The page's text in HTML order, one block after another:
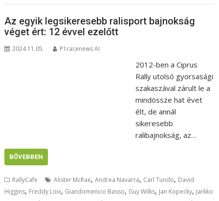
Az egyik legsikeresebb ralisport bajnokság
véget ért: 12 évvel ezelőtt
2024.11.05. P1racenews AI
2012-ben a Ciprus
Rally utolsó gyorsasági
szakaszával zárult le a
mindössze hat évet
élt, de annál
sikeresebb
ralibajnokság, az…
BŐVEBBEN
RallyCafe Alister McRae,Andrea Navarra, Carl Tundo, David
Higgins, Freddy Loix, Giandomenico Basso, Guy Wilks, Jan Kopecky, Jarkko